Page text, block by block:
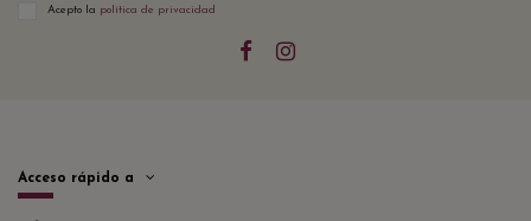
Acepto la política de privacidad
Acceso rápido a